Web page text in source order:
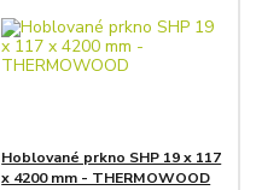
Hoblované prkno SHP 19 x 117
x 4200 mm - THERMOWOOD